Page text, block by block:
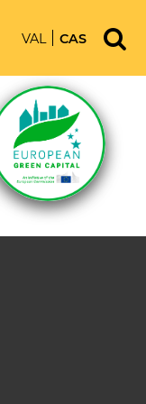
VAL CAS